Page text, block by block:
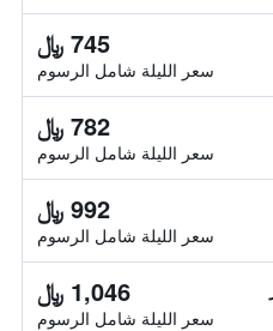
745 ﷼
سعر الليلة شامل الرسوم
782 ﷼
سعر الليلة شامل الرسوم
992 ﷼
سعر الليلة شامل الرسوم
1,046 ﷼
سعر الليلة شامل الرسوم